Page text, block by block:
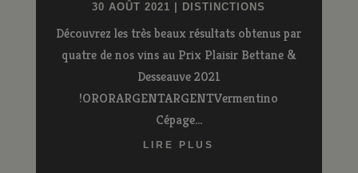
30 AOÛT 2021 DISTINCTIONS
Découvrez les très beaux résultats obtenus par
quatre de nos vins au Prix Plaisir Bettane &
Desseauve 2021
!ORORARGENTARGENTVermentino
Cépage...
LIRE PLUS